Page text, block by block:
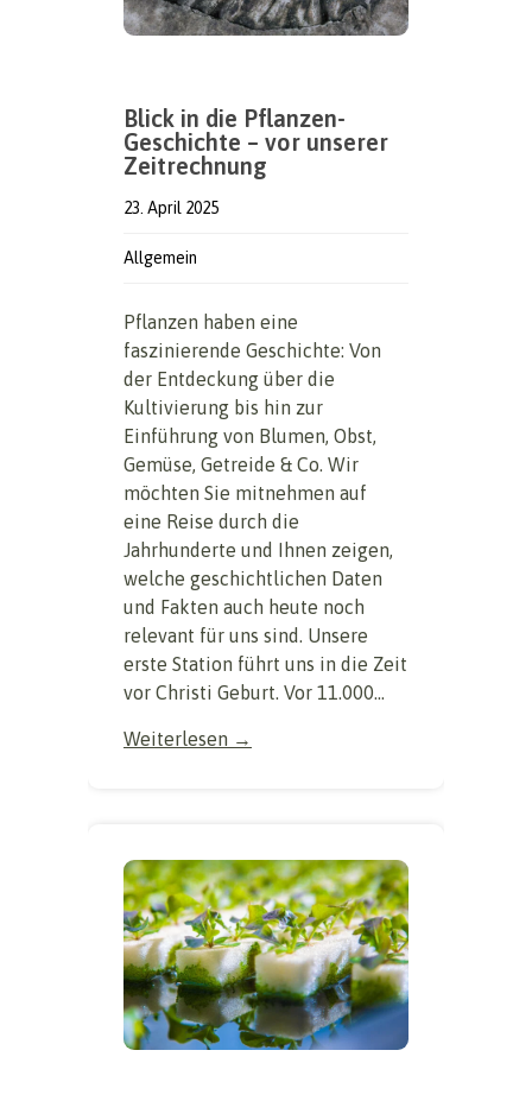
Blick in die Pflanzen-
Geschichte – vor unserer
Zeitrechnung
23. April 2025
Allgemein
Pflanzen haben eine
faszinierende Geschichte: Von
der Entdeckung über die
Kultivierung bis hin zur
Einführung von Blumen, Obst,
Gemüse, Getreide & Co. Wir
möchten Sie mitnehmen auf
eine Reise durch die
Jahrhunderte und Ihnen zeigen,
welche geschichtlichen Daten
und Fakten auch heute noch
relevant für uns sind. Unsere
erste Station führt uns in die Zeit
vor Christi Geburt. Vor 11.000...
Weiterlesen →